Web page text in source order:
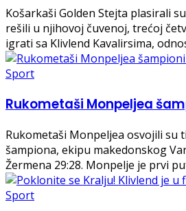
Košarkaši Golden Stejta plasirali
rešili u njihovoj čuvenoj, trećoj
igrati sa Klivlend Kavalirsima,
Sport
Rukometaši Monpeljea
Rukometaši Monpeljea osvojili su
šampiona, ekipu makedonskog
Žermena 29:28. Monpelje je prvi
Sport